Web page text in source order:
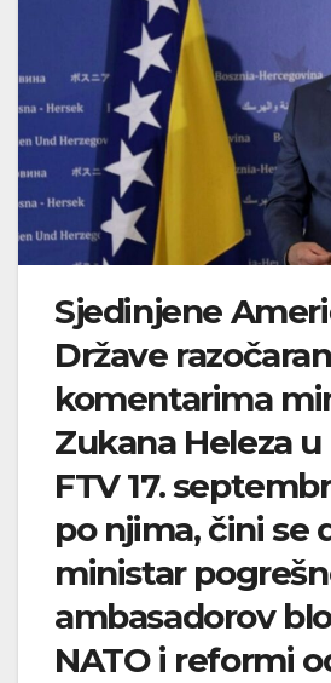
Sjedinjene
Države
komentarima
Zukana Heleza
FTV 17.
po njima, čini se
ministar
ambasadorov
NATO i reformi